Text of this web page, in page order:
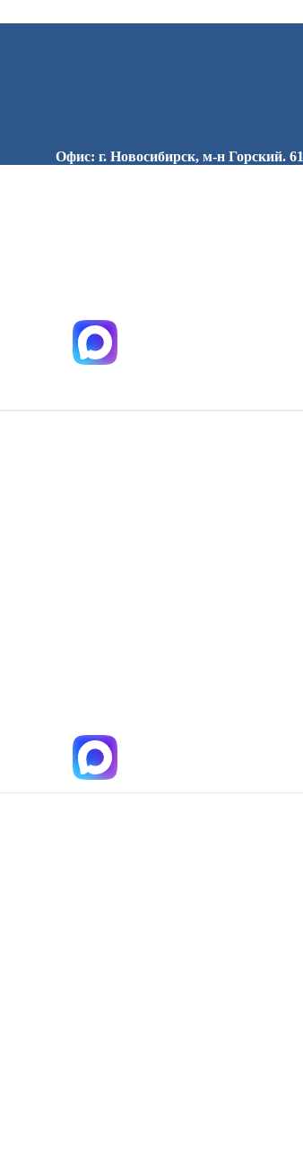
Офис: г. Новосибирск, м-н Горский. 61